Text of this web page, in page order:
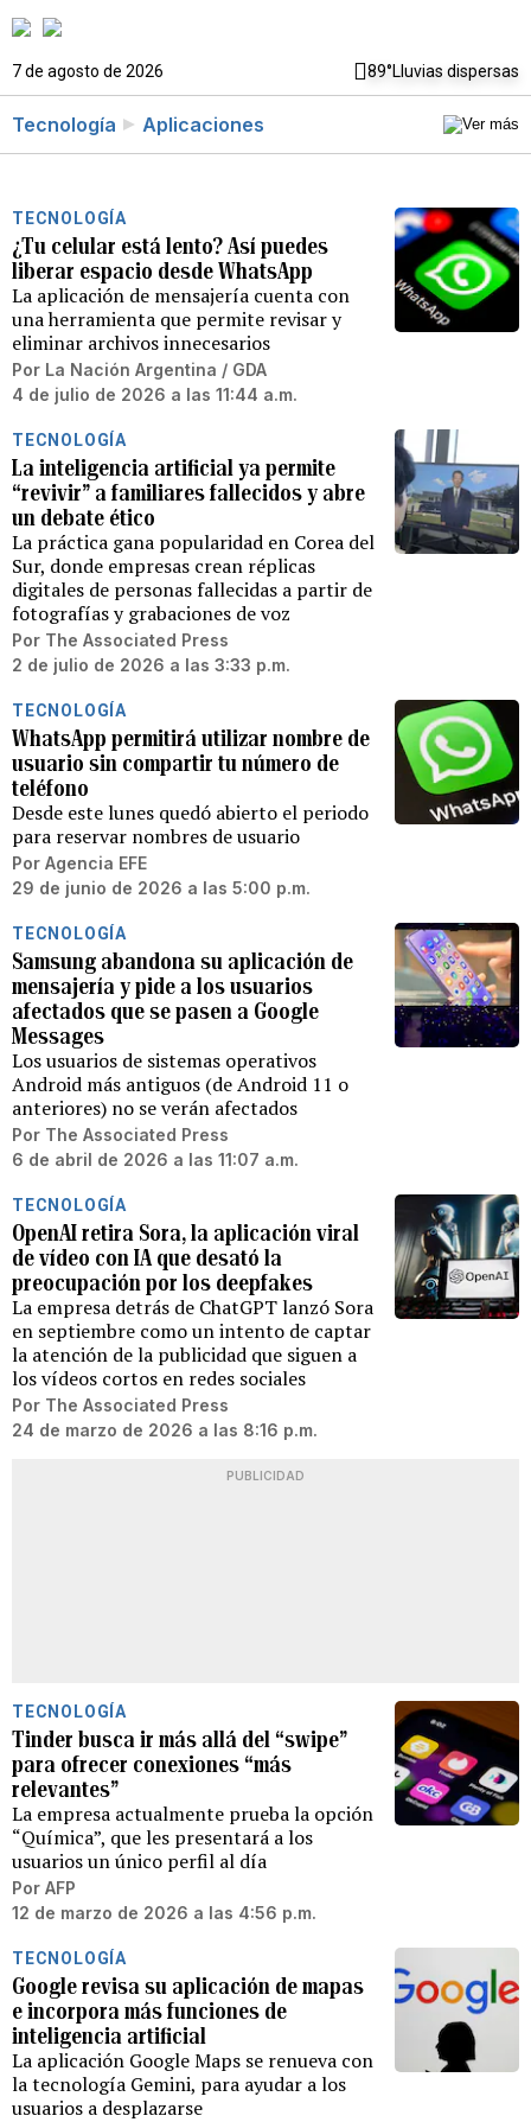
7 de agosto de 2026 89°Lluvias dispersas
Tecnología Aplicaciones
TECNOLOGÍA
¿Tu celular está lento? Así puedes
liberar espacio desde WhatsApp
La aplicación de mensajería cuenta con
una herramienta que permite revisar y
eliminar archivos innecesarios
Por La Nación Argentina / GDA
4 de julio de 2026 a las 11:44 a.m.
TECNOLOGÍA
La inteligencia artificial ya permite
“revivir” a familiares fallecidos y abre
un debate ético
La práctica gana popularidad en Corea del
Sur, donde empresas crean réplicas
digitales de personas fallecidas a partir de
fotografías y grabaciones de voz
Por The Associated Press
2 de julio de 2026 a las 3:33 p.m.
TECNOLOGÍA
WhatsApp permitirá utilizar nombre de
usuario sin compartir tu número de
teléfono
Desde este lunes quedó abierto el periodo
para reservar nombres de usuario
Por Agencia EFE
29 de junio de 2026 a las 5:00 p.m.
TECNOLOGÍA
Samsung abandona su aplicación de
mensajería y pide a los usuarios
afectados que se pasen a Google
Messages
Los usuarios de sistemas operativos
Android más antiguos (de Android 11 o
anteriores) no se verán afectados
Por The Associated Press
6 de abril de 2026 a las 11:07 a.m.
TECNOLOGÍA
OpenAI retira Sora, la aplicación viral
de vídeo con IA que desató la
preocupación por los deepfakes
La empresa detrás de ChatGPT lanzó Sora
en septiembre como un intento de captar
la atención de la publicidad que siguen a
los vídeos cortos en redes sociales
Por The Associated Press
24 de marzo de 2026 a las 8:16 p.m.
PUBLICIDAD
TECNOLOGÍA
Tinder busca ir más allá del “swipe”
para ofrecer conexiones “más
relevantes”
La empresa actualmente prueba la opción
“Química”, que les presentará a los
usuarios un único perfil al día
Por AFP
12 de marzo de 2026 a las 4:56 p.m.
TECNOLOGÍA
Google revisa su aplicación de mapas
e incorpora más funciones de
inteligencia artificial
La aplicación Google Maps se renueva con
la tecnología Gemini, para ayudar a los
usuarios a desplazarse